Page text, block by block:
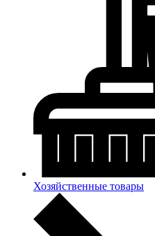
Хозяйственные товары